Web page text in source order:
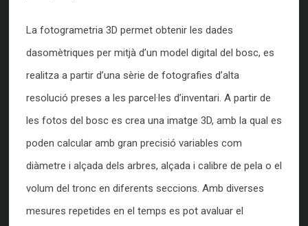
La fotogrametria 3D permet obtenir les dades
dasomètriques per mitjà d’un model digital del bosc, es
realitza a partir d’una sèrie de fotografies d’alta
resolució preses a les parcel·les d’inventari. A partir de
les fotos del bosc es crea una imatge 3D, amb la qual es
poden calcular amb gran precisió variables com
diàmetre i alçada dels arbres, alçada i calibre de pela o el
volum del tronc en diferents seccions. Amb diverses
mesures repetides en el temps es pot avaluar el